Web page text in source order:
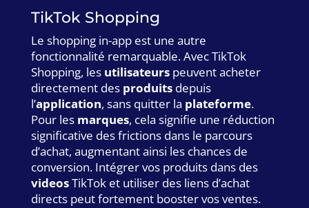
TikTok Shopping
Le shopping in-app est une autre
fonctionnalité remarquable. Avec TikTok
Shopping, les utilisateurspeuvent acheter
directement des produitsdepuis
l’application, sans quitter la plateforme.
Pour les marques, cela signifie une réduction
significative des frictions dans le parcours
d’achat, augmentant ainsi les chances de
conversion. Intégrer vos produits dans des
videosTikTok et utiliser des liens d’achat
directs peut fortement booster vos ventes.